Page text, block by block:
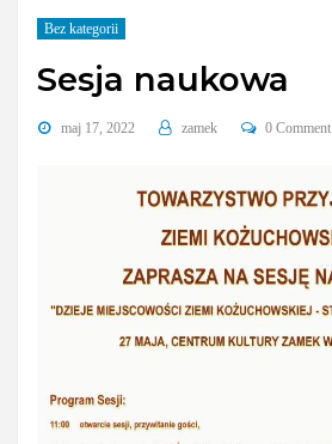
Bez kategorii
Sesja naukowa
maj 17, 2022 zamek 0 Comment